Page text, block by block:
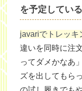
を予定している
javariでトレッキ
違いを同時に注
ってダメかなあ
ズを出してもら